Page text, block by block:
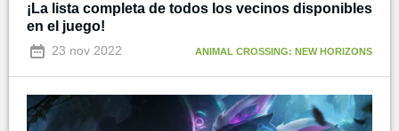
¡La lista completa de todos los vecinos disponibles
en el juego!
23 nov 2022 ANIMAL CROSSING: NEW HORIZONS